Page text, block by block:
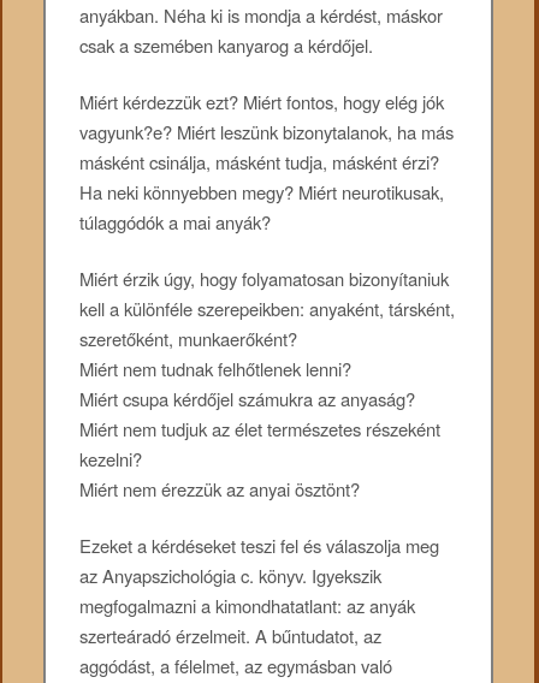
anyákban. Néha ki is mondja a kérdést, máskor
csak a szemében kanyarog a kérdőjel.
Miért kérdezzük ezt? Miért fontos, hogy elég jók
vagyunk?e? Miért leszünk bizonytalanok, ha más
másként csinálja, másként tudja, másként érzi?
Ha neki könnyebben megy? Miért neurotikusak,
túlaggódók a mai anyák?
Miért érzik úgy, hogy folyamatosan bizonyítaniuk
kell a különféle szerepeikben: anyaként, társként,
szeretőként, munkaerőként?
Miért nem tudnak felhőtlenek lenni?
Miért csupa kérdőjel számukra az anyaság?
Miért nem tudjuk az élet természetes részeként
kezelni?
Miért nem érezzük az anyai ösztönt?
Ezeket a kérdéseket teszi fel és válaszolja meg
az Anyapszichológia c. könyv. Igyekszik
megfogalmazni a kimondhatatlant: az anyák
szerteáradó érzelmeit. A bűntudatot, az
aggódást, a félelmet, az egymásban való